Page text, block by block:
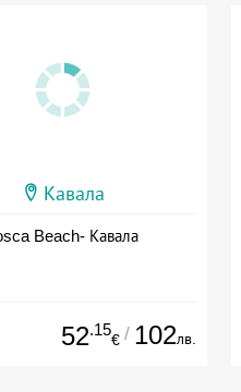
Кавала
Beach- Кавала
52.15
€ / 102лв.